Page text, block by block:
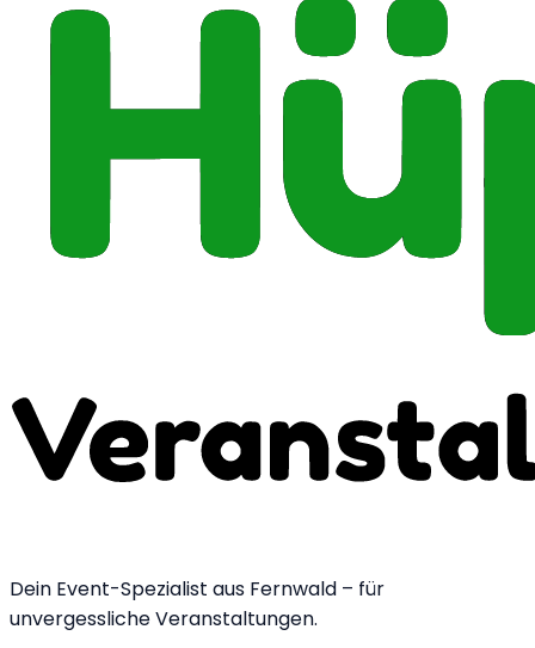
Dein Event-Spezialist aus Fernwald – für
unvergessliche Veranstaltungen.